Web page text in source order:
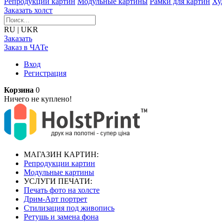
Заказать холст
RU | UKR
Заказать
Заказ в ЧАТе
Вход
Регистрация
Корзина 0
Ничего не куплено!
МАГАЗИН КАРТИН:
Репродукции картин
Модульные картины
УСЛУГИ ПЕЧАТИ:
Печать фото на холсте
Дрим-Арт портрет
Стилизация под живопись
Ретушь и замена фона